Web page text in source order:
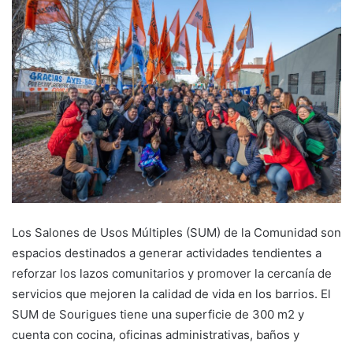
Los Salones de Usos Múltiples (SUM) de la Comunidad son
espacios destinados a generar actividades tendientes a
reforzar los lazos comunitarios y promover la cercanía de
servicios que mejoren la calidad de vida en los barrios. El
SUM de Sourigues tiene una superficie de 300 m2 y
cuenta con cocina, oficinas administrativas, baños y